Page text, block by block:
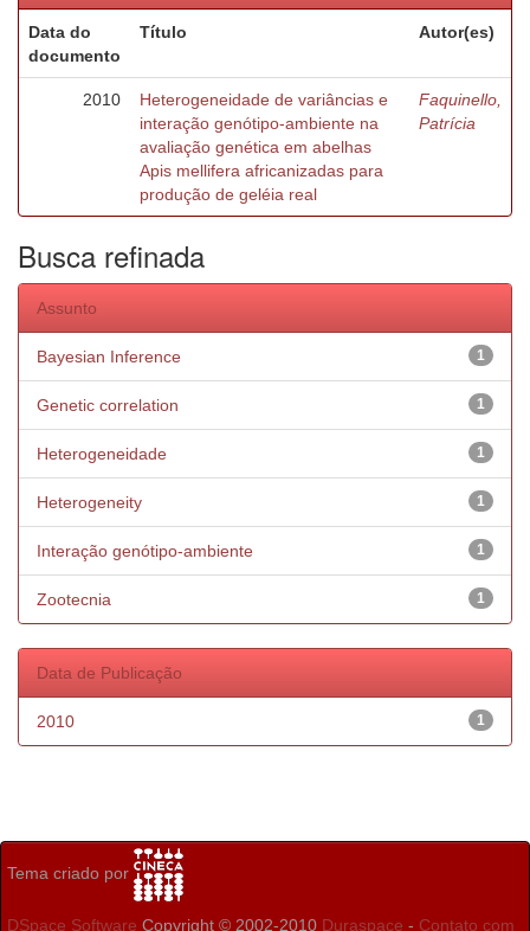
Data do
documento
Título Autor(es)
2010
Heterogeneidade de variâncias e
interação genótipo-ambiente na
avaliação genética em abelhas
Apis mellifera africanizadas para
produção de geléia real
Faquinello,
Patrícia
Busca refinada
Assunto
1
Bayesian Inference
1
Genetic correlation
1
Heterogeneidade
1
Heterogeneity
1
Interação genótipo-ambiente
1
Zootecnia
Data de Publicação
1
2010
Tema criado por
DSpace Software Copyright © 2002-2010 Duraspace - Contato com